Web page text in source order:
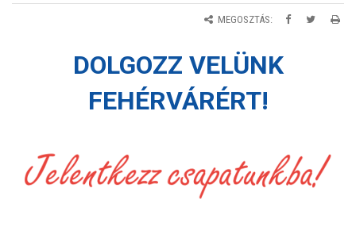
MEGOSZTÁS:
DOLGOZZ VELÜNK
FEHÉRVÁRÉRT!